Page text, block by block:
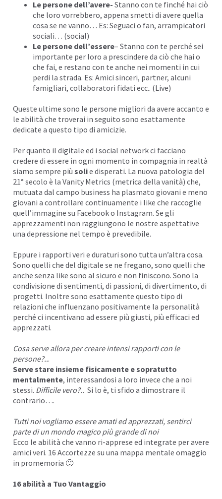
Le persone dell’avere- Stanno con te finché hai ciò
che loro vorrebbero, appena smetti di avere quella
cosa se ne vanno… Es: Seguaci o fan, arrampicatori
sociali… (social)
Le persone dell’essere– Stanno con te perché sei
importante per loro a prescindere da ciò che hai o
che fai, e restano con te anche nei momenti in cui
perdi la strada. Es: Amici sinceri, partner, alcuni
famigliari, collaboratori fidati ecc.. (Live)
Queste ultime sono le persone migliori da avere accanto e
le abilità che troverai in seguito sono esattamente
dedicate a questo tipo di amicizie.
Per quanto il digitale ed i social network ci facciano
credere di essere in ogni momento in compagnia in realtà
siamo sempre più solie disperati. La nuova patologia del
21° secolo è la Vanity Metrics (metrica della vanità) che,
mutuata dal campo business ha plasmato giovani e meno
giovani a controllare continuamente i like che raccoglie
quell’immagine su Facebook o Instagram. Se gli
apprezzamenti non raggiungono le nostre aspettative
una depressione nel tempo è prevedibile.
Eppure i rapporti veri e duraturi sono tutta un’altra cosa.
Sono quelli che del digitale se ne fregano, sono quelli che
anche senza like sono al sicuro e non finiscono. Sono la
condivisione di sentimenti, di passioni, di divertimento, di
progetti. Inoltre sono esattamente questo tipo di
relazioni che influenzano positivamente la personalità
perché ci incentivano ad essere più giusti, più efficaci ed
apprezzati.
Cosa serve allora per creare intensi rapporti con le
persone?...
Serve stare insieme fisicamente e sopratutto
mentalmente, interessandosi a loro invece che a noi
stessi. Difficile vero?.. Si lo è, ti sfido a dimostrare il
contrario….
Tutti noi vogliamo essere amati ed apprezzati, sentirci
parte di un mondo magico più grande di noi
Ecco le abilità che vanno ri-apprese ed integrate per avere
amici veri. 16 Accortezze su una mappa mentale omaggio
in promemoria 🙂
16 abilità a Tuo Vantaggio